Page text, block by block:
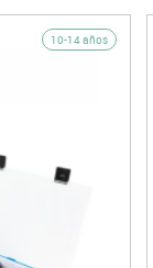
10-14 años